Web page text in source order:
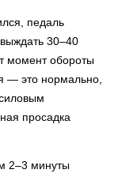
педаль
30–40
момент обороты
— это нормально,
просадка
2–3 минуты